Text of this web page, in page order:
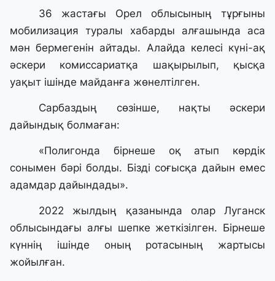
36 жастағы Орел облысының тұрғыны
мобилизация туралы хабарды алғашында аса
мән бермегенін айтады. Алайда келесі күні-ақ
әскери комиссариатқа шақырылып, қысқа
уақыт ішінде майданға жөнелтілген.
Сарбаздың сөзінше, нақты әскери
дайындық болмаған:
«Полигонда бірнеше оқ атып көрдік
сонымен бәрі болды. Бізді соғысқа дайын емес
адамдар дайындады».
2022 жылдың қазанында олар Луганск
облысындағы алғы шепке жеткізілген. Бірнеше
күннің ішінде оның ротасының жартысы
жойылған.